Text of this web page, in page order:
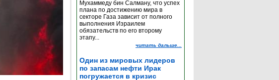
Мухаммеду бин Салману, что успех
плана по достижению мира в
секторе Газа зависит от полного
выполнения Израилем
обязательств по его второму
этапу...
читать дальше...
Один из мировых лидеров
по запасам нефти Ирак
погружается в кризис